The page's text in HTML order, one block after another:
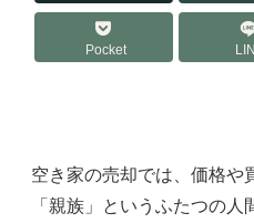
Pocket
空き家の売却では、価格や
「親族」というふたつの